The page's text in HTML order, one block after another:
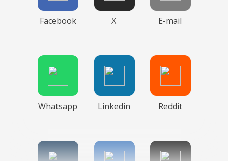
Facebook X E-mail
Whatsapp Linkedin Reddit